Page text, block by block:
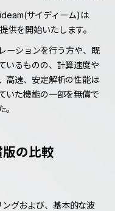
サイディーム)は
を開始いたします。
ーションを行う方や、既
いるものの、計算速度や
高速、安定解析の性能は
いた機能の一部を無償で
の比較
グおよび、基本的な波